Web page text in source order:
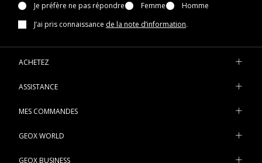
Je préfère ne pas répondre Femme
Homme
J’ai pris connaissance de la note d’information.
ACHETEZ
ASSISTANCE
MES COMMANDES
GEOX WORLD
GEOX BUSINESS